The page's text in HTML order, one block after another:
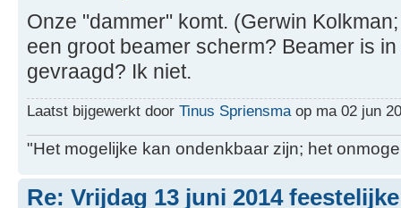
Onze "dammer" komt. (Gerwin
een groot beamer scherm? Beamer is
gevraagd? Ik niet.
Laatst bijgewerkt door Tinus Spriensma op ma 02 jun
"Het mogelijke kan ondenkbaar zijn; het
Re: Vrijdag 13 juni 2014